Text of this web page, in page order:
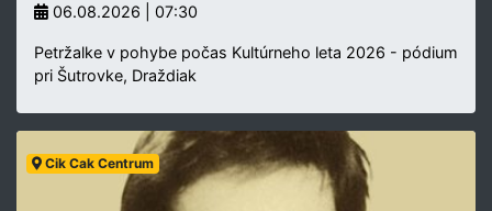
06.08.2026 | 07:30
Petržalke v pohybe počas Kultúrneho leta 2026 - pódium
pri Šutrovke, Draždiak
Cik Cak Centrum